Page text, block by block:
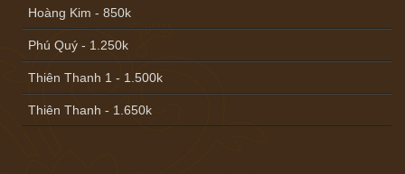
Hoàng Kim - 850k
Phú Quý - 1.250k
Thiên Thanh 1 - 1.500k
Thiên Thanh - 1.650k